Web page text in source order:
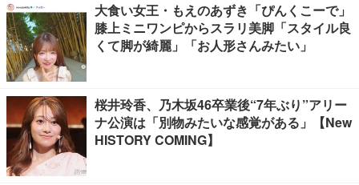
大食い女王・もえのあずき「ぴんくこーで」
膝上ミニワンピからスラリ美脚「スタイル良
くて脚が綺麗」「お人形さんみたい」
桜井玲香、乃木坂46卒業後“7年ぶり”アリー
ナ公演は「別物みたいな感覚がある」【New
HISTORY COMING】